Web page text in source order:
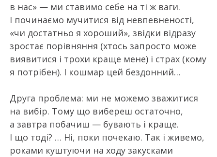
в нас» — ми ставимо себе на ті ж ваги.
І починаємо мучитися від невпевненості,
«чи достатньо я хороший», звідки відразу
зростає порівняння (хтось запросто може
виявитися і трохи краще мене) і страх (кому
я потрібен). І кошмар цей бездонний…
Друга проблема: ми не можемо зважитися
на вибір. Тому що вибереш остаточно,
а завтра побачиш — бувають і краще.
І що тоді? … Ні, поки почекаю. Так і живемо,
роками куштуючи на ходу закусками